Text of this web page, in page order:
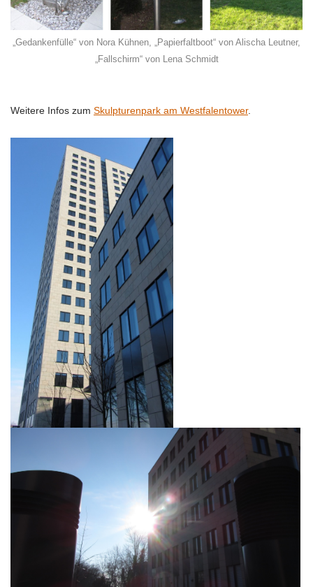
„Gedankenfülle“ von Nora Kühnen, „Papierfaltboot“ von Alischa Leutner,
„Fallschirm“ von Lena Schmidt
Weitere Infos zum Skulpturenpark am Westfalentower.